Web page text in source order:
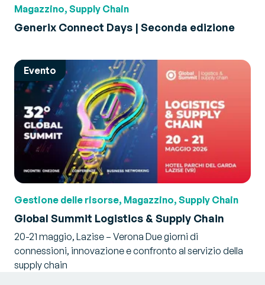
Magazzino, Supply Chain
Generix Connect Days | Seconda edizione
Evento
Gestione delle risorse, Magazzino, Supply Chain
Global Summit Logistics & Supply Chain
20-21 maggio, Lazise – Verona Due giorni di
connessioni, innovazione e confronto al servizio della
supply chain